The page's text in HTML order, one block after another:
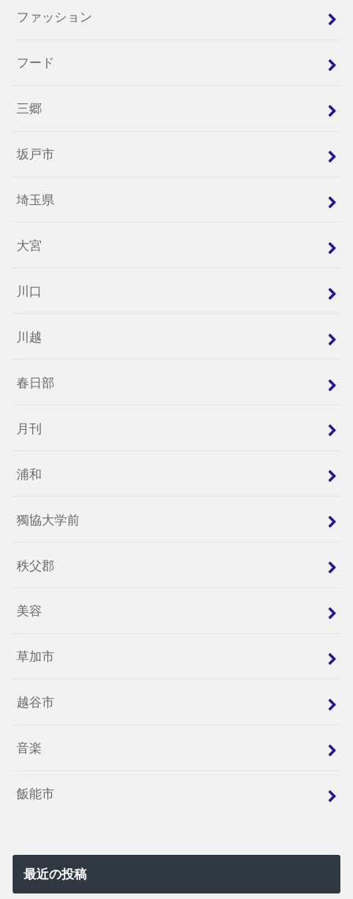
ファッション
フード
三郷
坂戸市
埼玉県
大宮
川口
川越
春日部
月刊
浦和
獨協大学前
秩父郡
美容
草加市
越谷市
音楽
飯能市
最近の投稿